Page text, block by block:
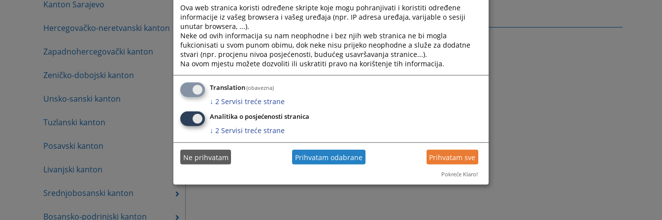
Kanton Sarajevo
Hercegovačko-neretvanski kanton
Zapadnohercegovački kanton
Zeničko-dobojski kanton
Unsko-sanski kanton
Tuzlanski kanton
Posavski kanton
Livanjski kanton
Srednjobosanski kanton
Bosansko-podrinjski kanton
mob: 066 240 018
Ova web stranica koristi određene skripte koje mogu pohranjivati i koristiti određene
informacije iz vašeg browsera i vašeg uređaja (npr. IP adresa uređaja, varijable o sesiji
unutar browsera, ...).
Neke od ovih informacija su nam neophodne i bez njih web stranica ne bi mogla
fukcionisati u svom punom obimu, dok neke nisu prijeko neophodne a služe za dodatne
stvari (npr. procjenu nivoa posjećenosti, budućeg usavršavanja stranice...).
Na ovom mjestu možete dozvoliti ili uskratiti pravo na korištenje tih informacija.
Translation(obavezna)
↓ 2 Servisi treće strane
Analitika o posjećenosti stranica
↓ 2 Servisi treće strane
Ne prihvatam Prihvatam odabrane Prihvatam sve
Pokreće Klaro!